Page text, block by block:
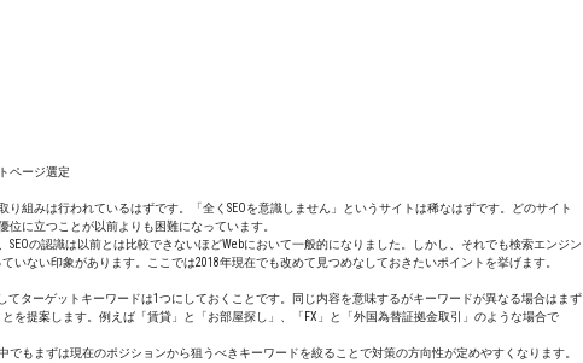
ページ選定
り組みは行われているはずです。「全くSEOを意識しません」というサイトは稀なはずです。どのサイト
位に立つことが以前よりも困難になっています。
SEOの認識は以前とは比較できないほどWebにおいて一般的になりました。しかし、それでも検索エンジン
いない印象があります。ここでは2018年現在でも改めて見つめなしておきたいポイントを挙げます。
てターゲットキーワードは1つにしておくことです。同じ内容を意味するがキーワードが異なる場合はまず
を提案します。例えば「賃貸」と「お部屋探し」、「FX」と「外国為替証拠金取引」のような場合で
でもまずは現在のポジションから狙うべきキーワードを絞ることで対策の方向性が定めやすくなります。